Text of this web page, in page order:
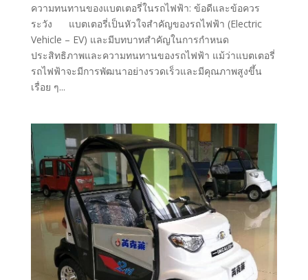
ความทนทานของแบตเตอรี่ในรถไฟฟ้า: ข้อดีและข้อควร
ระวัง แบตเตอรี่เป็นหัวใจสำคัญของรถไฟฟ้า (Electric
Vehicle – EV) และมีบทบาทสำคัญในการกำหนด
ประสิทธิภาพและความทนทานของรถไฟฟ้า แม้ว่าแบตเตอรี่
รถไฟฟ้าจะมีการพัฒนาอย่างรวดเร็วและมีคุณภาพสูงขึ้น
เรื่อย ๆ...